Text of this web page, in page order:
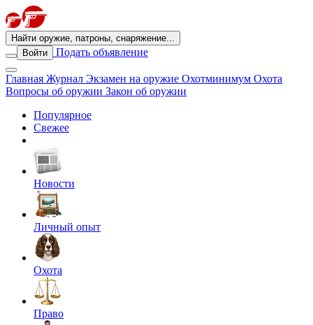
Найти оружие, патроны, снаряжение...
Войти
Подать объявление
Главная Журнал Экзамен на оружие Охотминимум Охота
Вопросы об оружии Закон об оружии
Популярное
Свежее
Новости
Личный опыт
Охота
Право